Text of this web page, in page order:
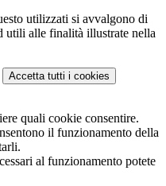
utilizzati si avvalgono di
utili alle finalità illustrate nella
Accetta tutti i cookies
quali cookie consentire.
il funzionamento della
al funzionamento potete